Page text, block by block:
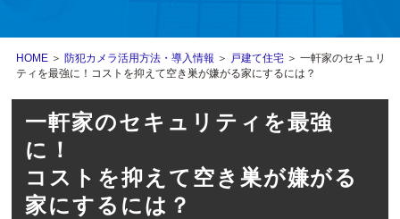
HOME ＞ 防犯カメラ活用方法・導入情報 ＞ 戸建て住宅 ＞ 一軒家のセキュリ
ティを最強に！コストを抑えて空き巣が嫌がる家にするには？
一軒家のセキュリティを最強
に！
コストを抑えて空き巣が嫌がる
家にするには？